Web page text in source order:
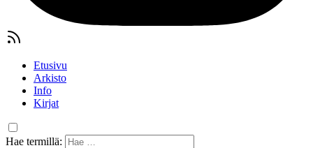
Etusivu
Arkisto
Info
Kirjat
Hae termillä: